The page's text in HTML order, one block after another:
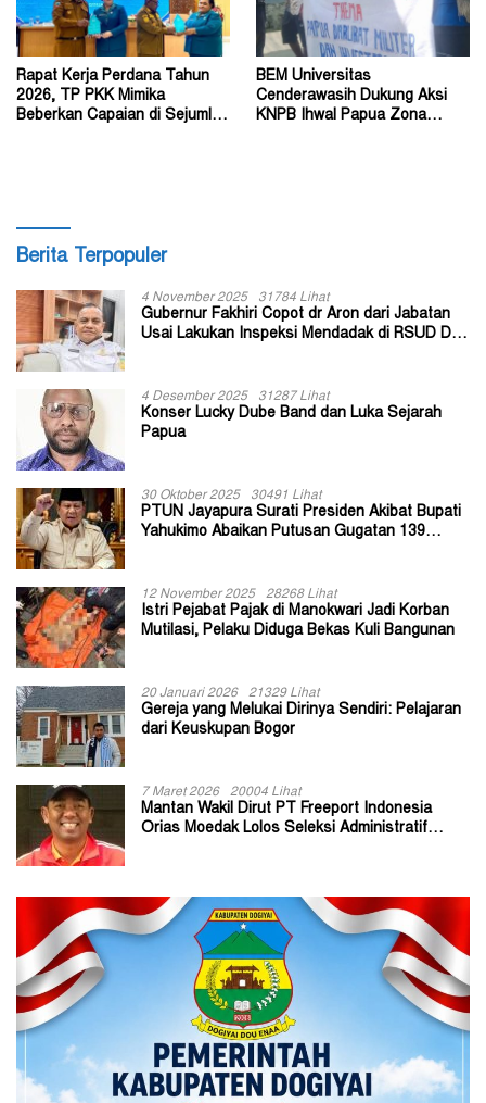
Rapat Kerja Perdana Tahun
2026, TP PKK Mimika
Beberkan Capaian di Sejumlah
BEM Universitas
Cenderawasih Dukung Aksi
KNPB Ihwal Papua Zona
Berita Terpopuler
4 November 2025 31784 Lihat
Gubernur Fakhiri Copot dr Aron dari Jabatan
Usai Lakukan Inspeksi Mendadak di RSUD Dok
4 Desember 2025 31287 Lihat
Konser Lucky Dube Band dan Luka Sejarah
Papua
30 Oktober 2025 30491 Lihat
PTUN Jayapura Surati Presiden Akibat Bupati
Yahukimo Abaikan Putusan Gugatan 139
12 November 2025 28268 Lihat
Istri Pejabat Pajak di Manokwari Jadi Korban
Mutilasi, Pelaku Diduga Bekas Kuli Bangunan
20 Januari 2026 21329 Lihat
Gereja yang Melukai Dirinya Sendiri: Pelajaran
dari Keuskupan Bogor
7 Maret 2026 20004 Lihat
Mantan Wakil Dirut PT Freeport Indonesia
Orias Moedak Lolos Seleksi Administratif